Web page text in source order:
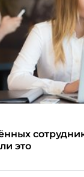
это